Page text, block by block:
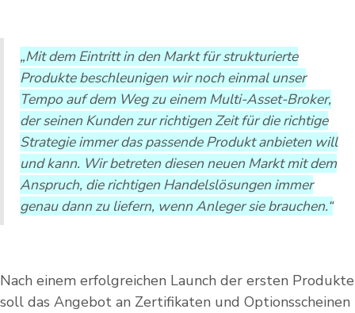
„Mit dem Eintritt in den Markt für strukturierte
Produkte beschleunigen wir noch einmal unser
Tempo auf dem Weg zu einem Multi-Asset-Broker,
der seinen Kunden zur richtigen Zeit für die richtige
Strategie immer das passende Produkt anbieten will
und kann. Wir betreten diesen neuen Markt mit dem
Anspruch, die richtigen Handelslösungen immer
genau dann zu liefern, wenn Anleger sie brauchen.“
Nach einem erfolgreichen Launch der ersten Produkte
soll das Angebot an Zertifikaten und Optionsscheinen